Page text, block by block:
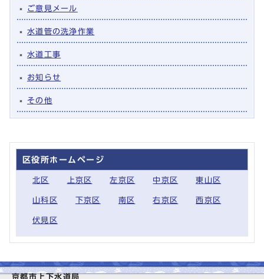
ご意見メール
水道管の洗浄作業
水道工事
お知らせ
その他
区役所ホームページ
北区 上京区 左京区 中京区 東山区
山科区 下京区 南区 右京区 西京区
伏見区
京都市上下水道局